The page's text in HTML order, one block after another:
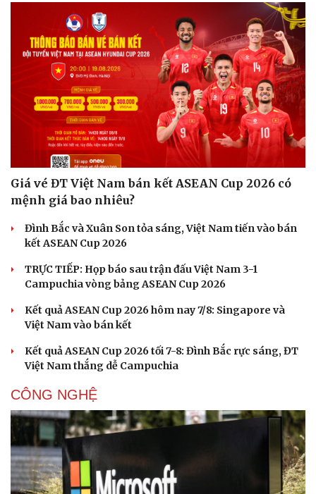
Cải chính
Giá vé ĐT Việt Nam bán kết ASEAN Cup 2026 có
mệnh giá bao nhiêu?
Đình Bắc và Xuân Son tỏa sáng, Việt Nam tiến vào bán
kết ASEAN Cup 2026
TRỰC TIẾP: Họp báo sau trận đấu Việt Nam 3-1
Campuchia vòng bảng ASEAN Cup 2026
Kết quả ASEAN Cup 2026 hôm nay 7/8: Singapore và
Việt Nam vào bán kết
Kết quả ASEAN Cup 2026 tối 7-8: Đình Bắc rực sáng, ĐT
Việt Nam thắng dễ Campuchia
CÔNG NGHỆ